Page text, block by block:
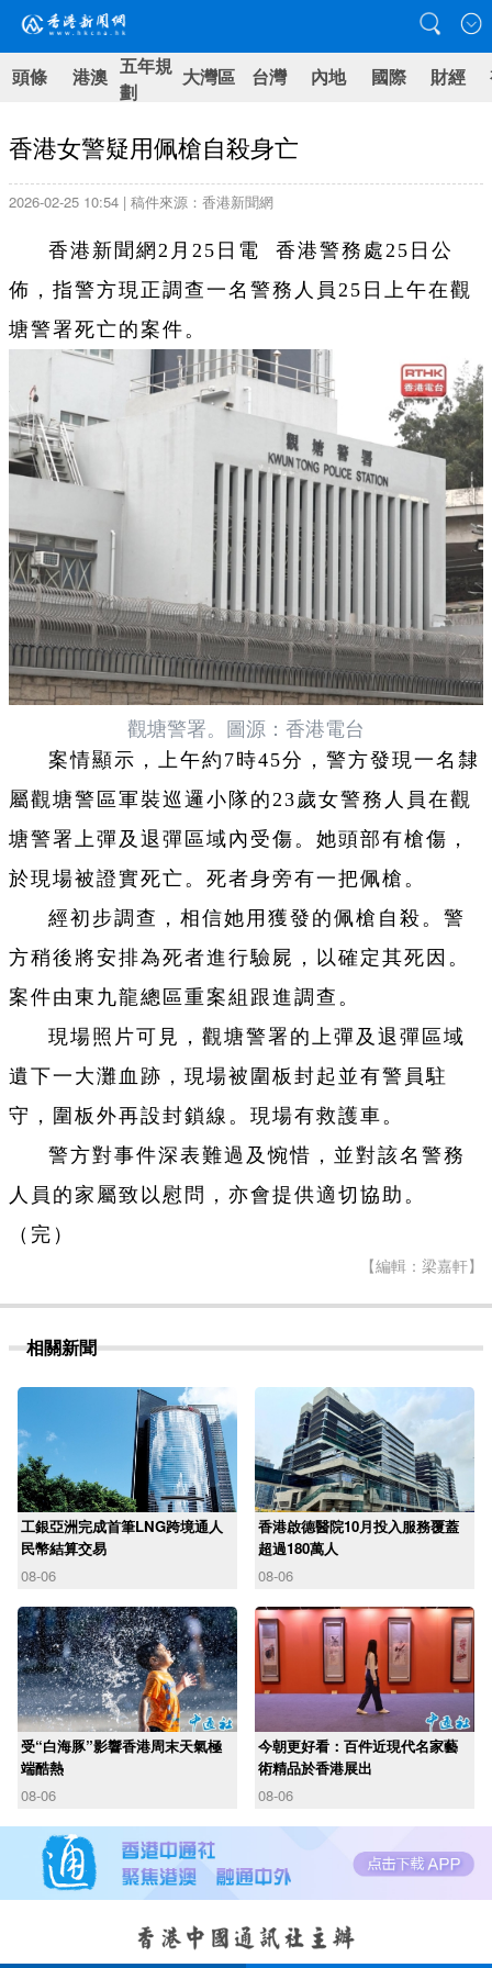
頭條 港澳 五年規
劃
大灣區 台灣 內地 國際 財經
香港女警疑用佩槍自殺身亡
2026-02-25 10:54 | 稿件來源：香港新聞網
香港新聞網2月25日電 香港警務處25日公
佈，指警方現正調查一名警務人員25日上午在觀
塘警署死亡的案件。
觀塘警署。圖源：香港電台
案情顯示，上午約7時45分，警方發現一名隸
屬觀塘警區軍裝巡邏小隊的23歲女警務人員在觀
塘警署上彈及退彈區域內受傷。她頭部有槍傷，
於現場被證實死亡。死者身旁有一把佩槍。
經初步調查，相信她用獲發的佩槍自殺。警
方稍後將安排為死者進行驗屍，以確定其死因。
案件由東九龍總區重案組跟進調查。
現場照片可見，觀塘警署的上彈及退彈區域
遺下一大灘血跡，現場被圍板封起並有警員駐
守，圍板外再設封鎖線。現場有救護車。
警方對事件深表難過及惋惜，並對該名警務
人員的家屬致以慰問，亦會提供適切協助。
（完）
【編輯：梁嘉軒】
相關新聞
工銀亞洲完成首筆LNG跨境通人
民幣結算交易
08-06
香港啟德醫院10月投入服務覆蓋
超過180萬人
08-06
受“白海豚”影響香港周末天氣極
端酷熱
08-06
今朝更好看：百件近現代名家藝
術精品於香港展出
08-06